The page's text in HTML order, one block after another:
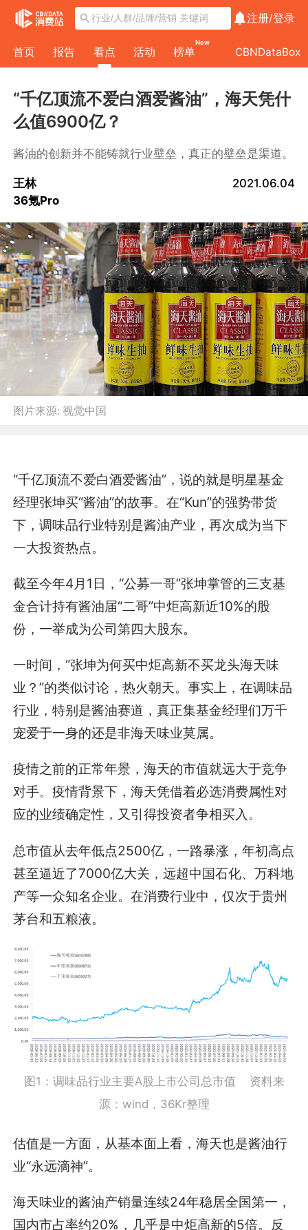
注册/登录
首页 报告 看点 活动 榜单
New
CBNDataBox
“千亿顶流不爱白酒爱酱油”，海天凭什
么值6900亿？
酱油的创新并不能铸就行业壁垒，真正的壁垒是渠道。
王林
36氪Pro
2021.06.04
图片来源:视觉中国
“千亿顶流不爱白酒爱酱油”，说的就是明星基金
经理张坤买“酱油”的故事。在“Kun”的强势带货
下，调味品行业特别是酱油产业，再次成为当下
一大投资热点。
截至今年4月1日，“公募一哥”张坤掌管的三支基
金合计持有酱油届“二哥”中炬高新近10%的股
份，一举成为公司第四大股东。
一时间，“张坤为何买中炬高新不买龙头海天味
业？”的类似讨论，热火朝天。事实上，在调味品
行业，特别是酱油赛道，真正集基金经理们万千
宠爱于一身的还是非海天味业莫属。
疫情之前的正常年景，海天的市值就远大于竞争
对手。疫情背景下，海天凭借着必选消费属性对
应的业绩确定性，又引得投资者争相买入。
总市值从去年低点2500亿，一路暴涨，年初高点
甚至逼近了7000亿大关，远超中国石化、万科地
产等一众知名企业。在消费行业中，仅次于贵州
茅台和五粮液。
图1：调味品行业主要A股上市公司总市值 资料来
源：wind，36Kr整理
估值是一方面，从基本面上看，海天也是酱油行
业“永远滴神”。
海天味业的酱油产销量连续24年稳居全国第一，
国内市占率约20%，几乎是中炬高新的5倍。反